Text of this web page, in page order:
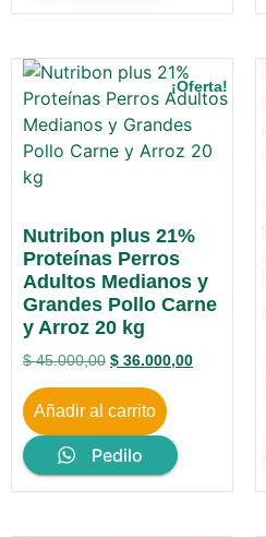
¡Oferta!
Nutribon plus 21%
Proteínas Perros
Adultos Medianos y
Grandes Pollo Carne
y Arroz 20 kg
$45.000,00 $ 36.000,00
Añadir al carrito
Pedilo